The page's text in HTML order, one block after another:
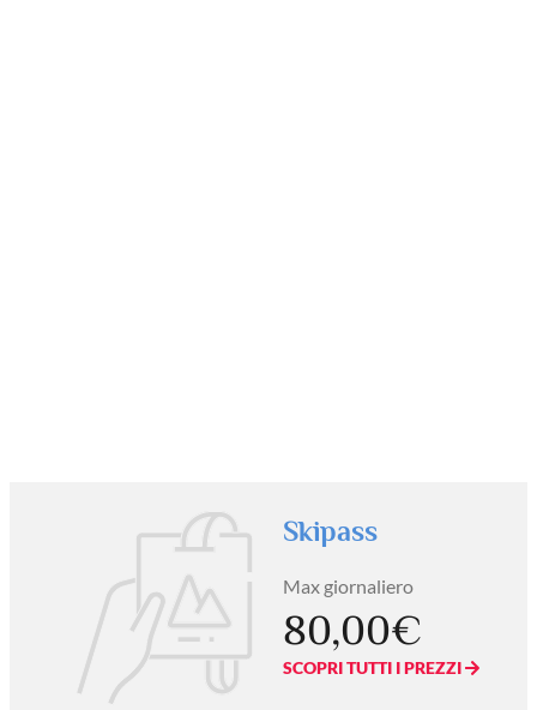
Skipass
Max giornaliero
80,00€
SCOPRI TUTTI I PREZZI